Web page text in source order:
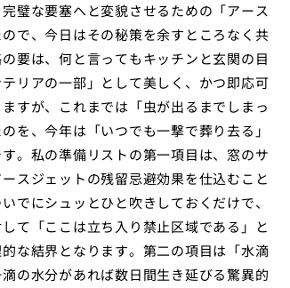
璧な要塞へと変貌させるための「アース
で、今日はその秘策を余すところなく共
要は、何と言ってもキッチンと玄関の目
リアの一部」として美しく、かつ即応可
すが、これまでは「虫が出るまでしまっ
を、今年は「いつでも一撃で葬り去る」
。私の準備リストの第一項目は、窓のサ
スジェットの残留忌避効果を仕込むこと
でにシュッとひと吹きしておくだけで、
て「ここは立ち入り禁止区域である」と
な結界となります。第二の項目は「水滴
の水分があれば数日間生き延びる驚異的